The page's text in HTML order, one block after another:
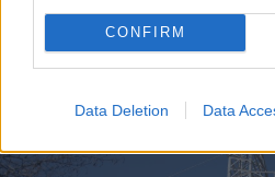
CONFIRM
Data Deletion Data